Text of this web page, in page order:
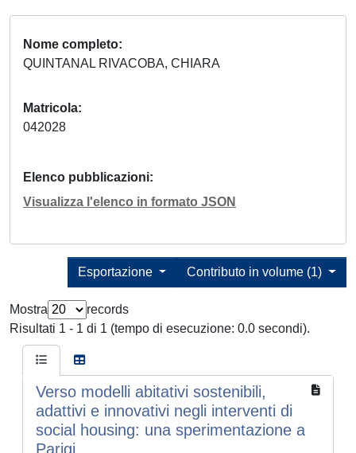
Nome completo
QUINTANAL RIVACOBA, CHIARA
Matricola
042028
Elenco pubblicazioni
Visualizza l'elenco in formato JSON
Contributo in volume (1)
Esportazione
Mostra
records
Risultati 1 - 1 di 1 (tempo di esecuzione: 0.0 secondi).
Verso modelli abitativi sostenibili,
adattivi e innovativi negli interventi di
social housing: una sperimentazione a
Parigi